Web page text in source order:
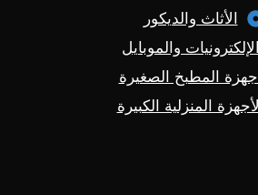
الأثاث والديكور
الإلكترونيات والموبايل
أجهزة المطبخ الصغيرة
الأجهزة المنزلية الكبيرة